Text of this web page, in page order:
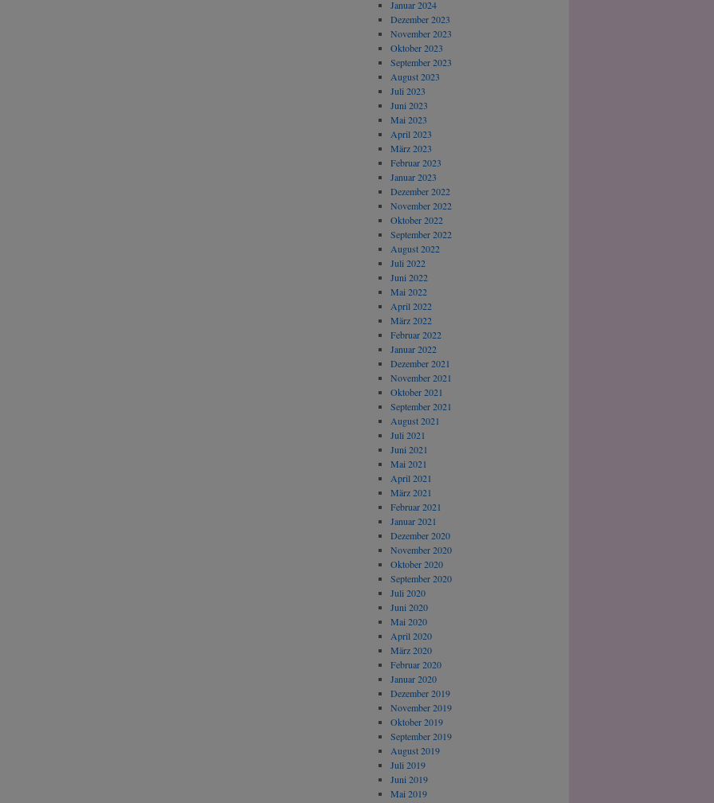
Januar 2024
Dezember 2023
November 2023
Oktober 2023
September 2023
August 2023
Juli 2023
Juni 2023
Mai 2023
April 2023
März 2023
Februar 2023
Januar 2023
Dezember 2022
November 2022
Oktober 2022
September 2022
August 2022
Juli 2022
Juni 2022
Mai 2022
April 2022
März 2022
Februar 2022
Januar 2022
Dezember 2021
November 2021
Oktober 2021
September 2021
August 2021
Juli 2021
Juni 2021
Mai 2021
April 2021
März 2021
Februar 2021
Januar 2021
Dezember 2020
November 2020
Oktober 2020
September 2020
Juli 2020
Juni 2020
Mai 2020
April 2020
März 2020
Februar 2020
Januar 2020
Dezember 2019
November 2019
Oktober 2019
September 2019
August 2019
Juli 2019
Juni 2019
Mai 2019